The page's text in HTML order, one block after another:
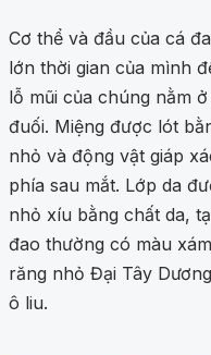
Cơ thể và đầu của cá
lớn thời gian của mình
lỗ mũi của chúng nằm
đuối. Miệng được lót
nhỏ và động vật giáp
phía sau mắt. Lớp da
nhỏ xíu bằng chất da,
đao thường có màu
răng nhỏ Đại Tây
ô liu.